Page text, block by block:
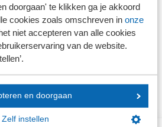
doorgaan' te klikken ga je akkoord
cookies zoals omschreven in onze
niet accepteren van alle cookies
van de website.
en doorgaan
Zelf instellen
werkgebonden
die de werkgever helpt
van de benodigde gegevens
per 2024.